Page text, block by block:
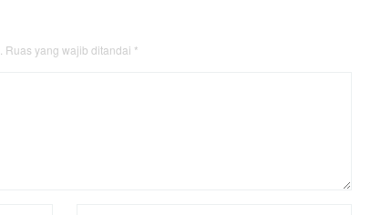
Ruas yang wajib ditandai *